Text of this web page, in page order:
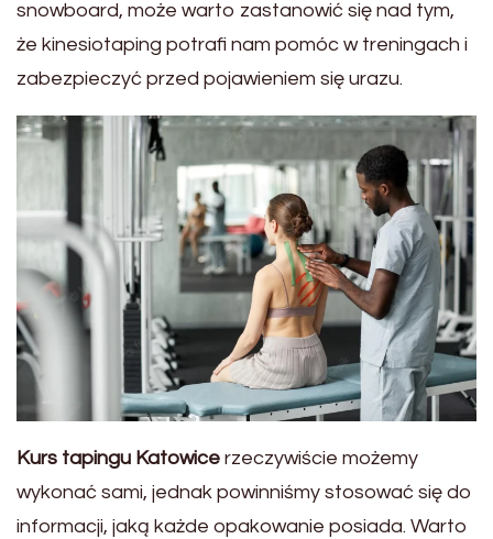
snowboard, może warto zastanowić się nad tym,
że kinesiotaping potrafi nam pomóc w treningach i
zabezpieczyć przed pojawieniem się urazu.
Kurs tapingu Katowice rzeczywiście możemy
wykonać sami, jednak powinniśmy stosować się do
informacji, jaką każde opakowanie posiada. Warto